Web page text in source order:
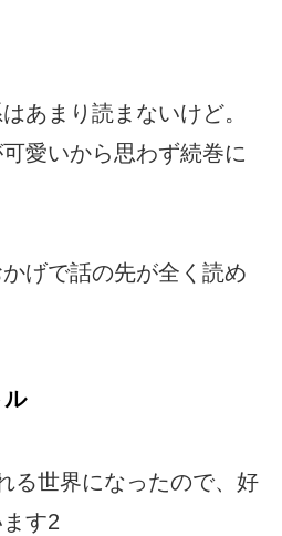
あまり読まないけど。
愛いから思わず続巻に
げで話の先が全く読め
ル
る世界になったので、好
す2